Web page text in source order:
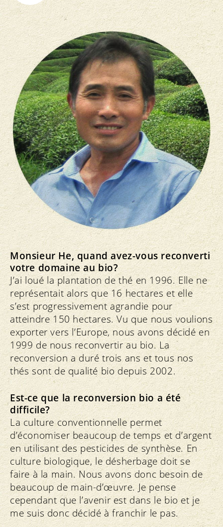
Monsieur He, quand avez-vous reconverti
votre domaine au bio?
J’ai loué la plantation de thé en 1996. Elle ne
représentait alors que 16 hectares et elle
s’est progressivement agrandie pour
atteindre 150 hectares. Vu que nous voulions
exporter vers l’Europe, nous avons décidé en
1999 de nous reconvertir au bio. La
reconversion a duré trois ans et tous nos
thés sont de qualité bio depuis 2002.
Est-ce que la reconversion bio a été
difficile?
La culture conventionnelle permet
d’économiser beaucoup de temps et d’argent
en utilisant des pesticides de synthèse. En
culture biologique, le désherbage doit se
faire à la main. Nous avons donc besoin de
beaucoup de main-d’œuvre. Je pense
cependant que l’avenir est dans le bio et je
me suis donc décidé à franchir le pas.